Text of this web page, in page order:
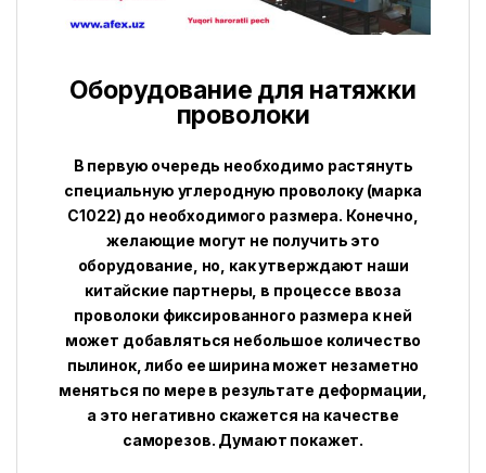
Оборудование для натяжки
проволоки
В первую очередь необходимо растянуть
специальную углеродную проволоку (марка
С1022) до необходимого размера. Конечно,
желающие могут не получить это
оборудование, но, как утверждают наши
китайские партнеры, в процессе ввоза
проволоки фиксированного размера к ней
может добавляться небольшое количество
пылинок, либо ее ширина может незаметно
меняться по мере в результате деформации,
а это негативно скажется на качестве
саморезов. Думают покажет.